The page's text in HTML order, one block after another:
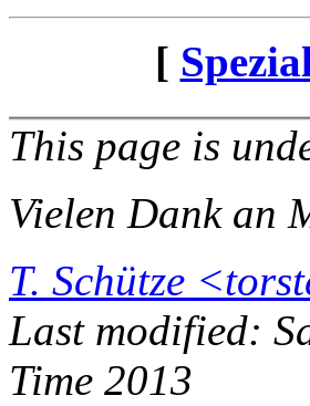
[
This page is
Vielen Dank an
T. Schütze
Last modified:
Time 2013